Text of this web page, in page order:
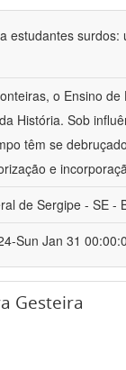
estudantes
o Ensino
História. Sob
têm se
e
de Sergipe - SE -
Sun Jan 31
Gesteira